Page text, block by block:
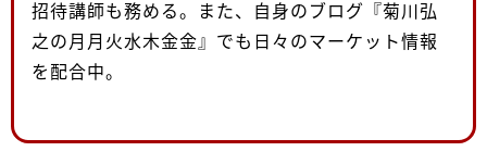
招待講師も務める。また、自身のブログ『菊川弘
之の月月火水木金金』でも日々のマーケット情報
を配合中。